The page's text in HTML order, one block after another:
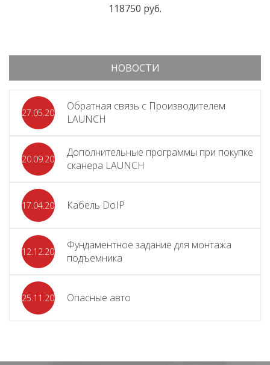
118750 руб.
НОВОСТИ
27.05.2026
Обратная связь с Производителем
LAUNCH
20.09.2025
Дополнительные программы при покупке
сканера LAUNCH
17.04.2024 Кабель DoIP
12.12.2023
Фундаментное задание для монтажа
подъемника
25.11.2023 Опасные авто